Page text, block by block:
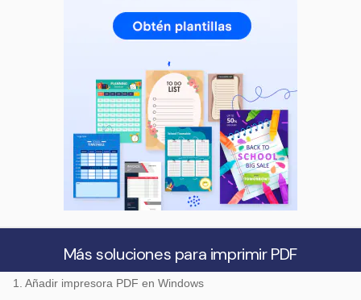
Más soluciones para imprimir PDF
1. Añadir impresora PDF en Windows